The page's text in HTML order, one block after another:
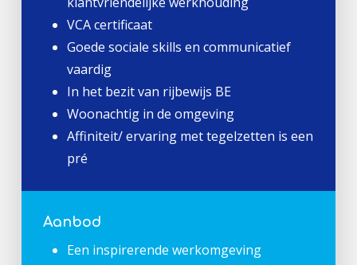
VCA certificaat
Goede sociale skills en communicatief
vaardig
In het bezit van rijbewijs BE
Woonachtig in de omgeving
Affiniteit/ ervaring met tegelzetten is een
pré
Aanbod
Een inspirerende werkomgeving